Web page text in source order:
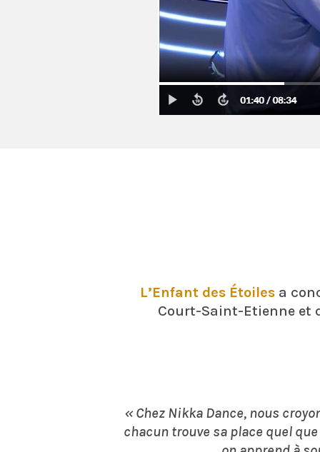
L’Enfant des Étoilesa
Court-Saint-Etienne et
« Chez Nikka Dance, nous
chacun trouve sa place quel